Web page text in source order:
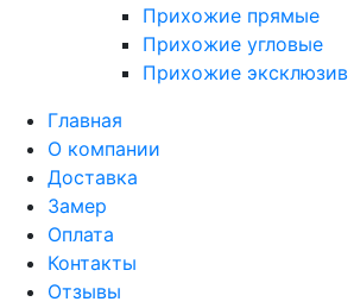
Прихожие прямые
Прихожие угловые
Прихожие эксклюзив
Главная
О компании
Доставка
Замер
Оплата
Контакты
Отзывы